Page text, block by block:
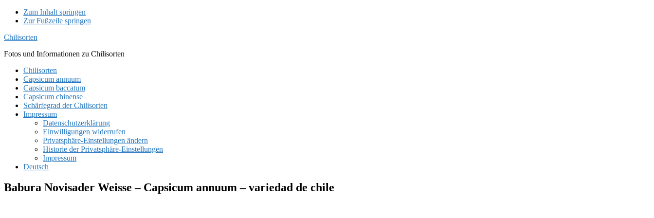
Zum Inhalt springen
Zur Fußzeile springen
Chilisorten
Fotos und Informationen zu Chilisorten
Chilisorten
Capsicum annuum
Capsicum baccatum
Capsicum chinense
Schärfegrad der Chilisorten
Impressum
Datenschutzerklärung
Einwilligungen widerrufen
Privatsphäre-Einstellungen ändern
Historie der Privatsphäre-Einstellungen
Impressum
Deutsch
Babura Novisader Weisse – Capsicum annuum – variedad de chile